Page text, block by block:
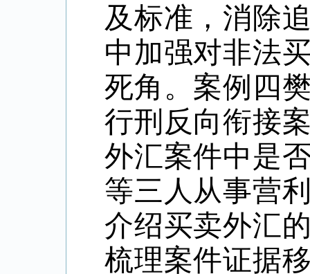
及标准，消除
中加强对非法
死角。案例四
行刑反向衔接
外汇案件中是
等三人从事营
介绍买卖外汇
梳理案件证据